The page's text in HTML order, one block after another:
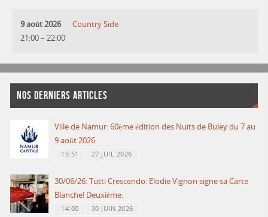
9 août 2026
21:00– 22:00
Country Side
NOS DERNIERS ARTICLES
Ville de Namur: 60ème édition des Nuits de Buley du 7 au
9 août 2026.
15:51 27 JUIL 2026
30/06/26: Tutti Crescendo: Elodie Vignon signe sa Carte
Blanche! Deuxième.
14:00 30 JUIN 2026